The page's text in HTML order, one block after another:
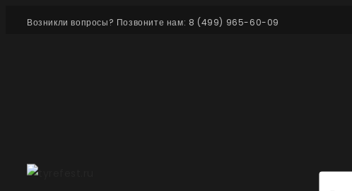
Возникли вопросы? Позвоните нам: 8 (499) 965-60-09